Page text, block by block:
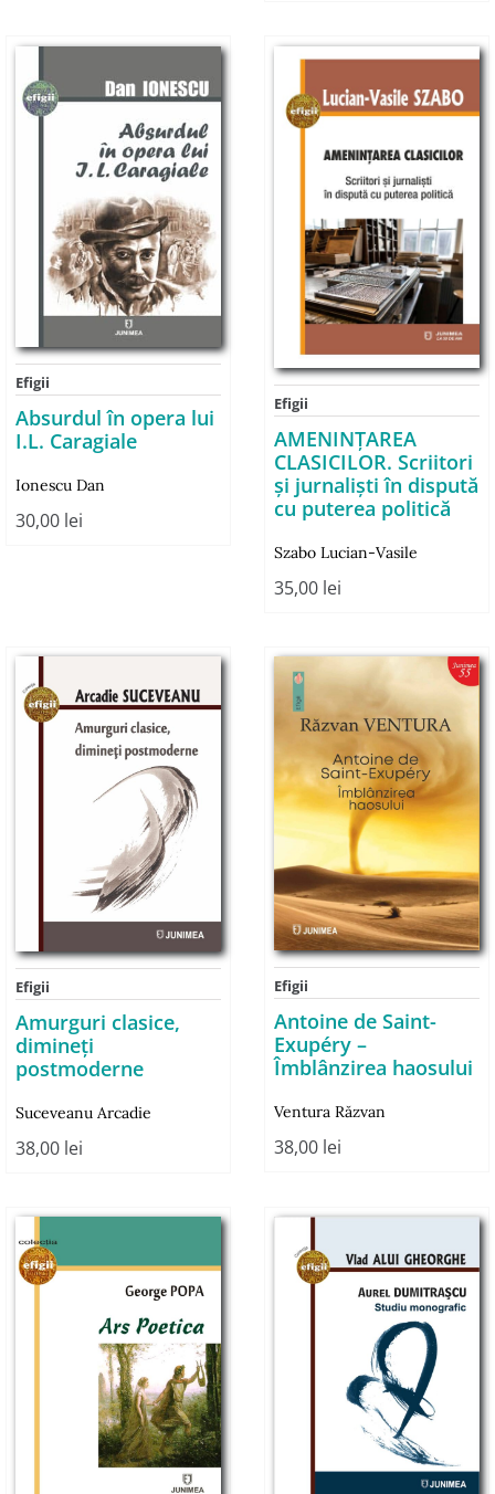
Efigii
Absurdul în opera lui
I.L. Caragiale
Ionescu Dan
30,00 lei
Efigii
AMENINŢAREA
CLASICILOR. Scriitori
şi jurnalişti în dispută
cu puterea politică
Szabo Lucian-Vasile
35,00 lei
Efigii
Amurguri clasice,
dimineţi
postmoderne
Suceveanu Arcadie
38,00 lei
Efigii
Antoine de Saint-
Exupéry –
Îmblânzirea haosului
Ventura Răzvan
38,00 lei